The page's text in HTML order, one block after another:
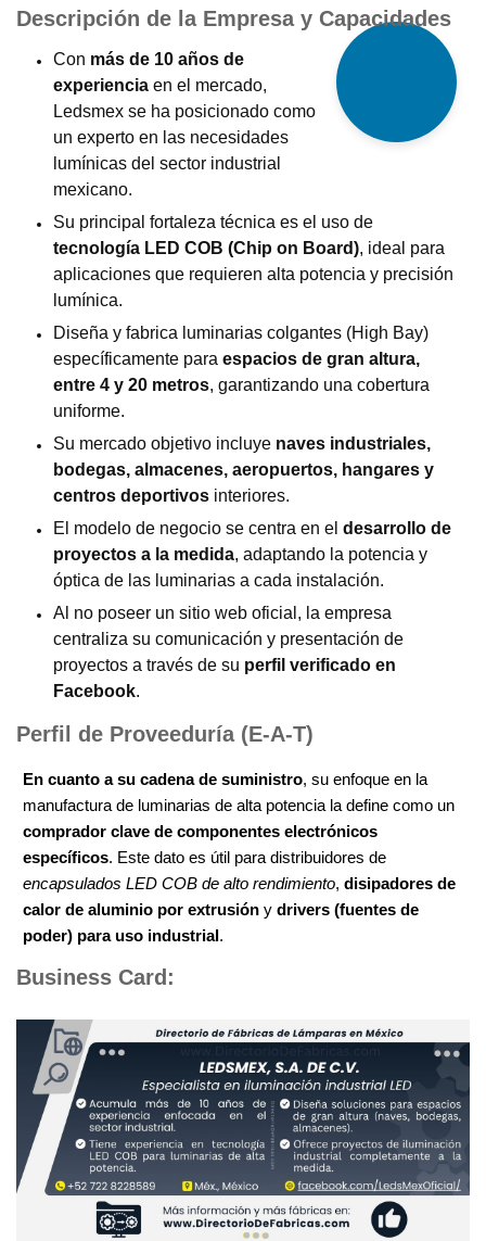
Descripción de la Empresa y Capacidades
Con más de 10 años de
experiencia en el mercado,
Ledsmex se ha posicionado como
un experto en las necesidades
lumínicas del sector industrial
mexicano.
Su principal fortaleza técnica es el uso de
tecnología LED COB (Chip on Board), ideal para
aplicaciones que requieren alta potencia y precisión
lumínica.
Diseña y fabrica luminarias colgantes (High Bay)
específicamente para espacios de gran altura,
entre 4 y 20 metros, garantizando una cobertura
uniforme.
Su mercado objetivo incluye naves industriales,
bodegas, almacenes, aeropuertos, hangares y
centros deportivos interiores.
El modelo de negocio se centra en el desarrollo de
proyectos a la medida, adaptando la potencia y
óptica de las luminarias a cada instalación.
Al no poseer un sitio web oficial, la empresa
centraliza su comunicación y presentación de
proyectos a través de su perfil verificado en
Facebook.
Perfil de Proveeduría (E-A-T)
En cuanto a su cadena de suministro, su enfoque en la
manufactura de luminarias de alta potencia la define como un
comprador clave de componentes electrónicos
específicos. Este dato es útil para distribuidores de
encapsulados LED COB de alto rendimiento, disipadores de
calor de aluminio por extrusión y drivers (fuentes de
poder) para uso industrial.
Business Card: